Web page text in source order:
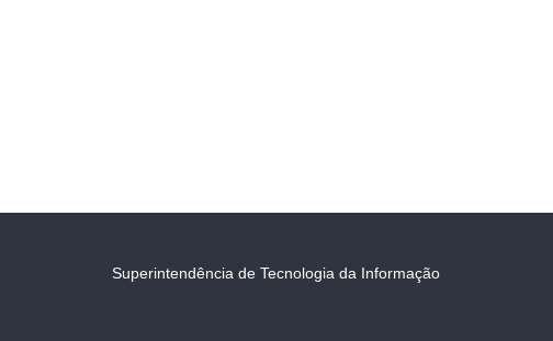
Superintendência de Tecnologia da Informação